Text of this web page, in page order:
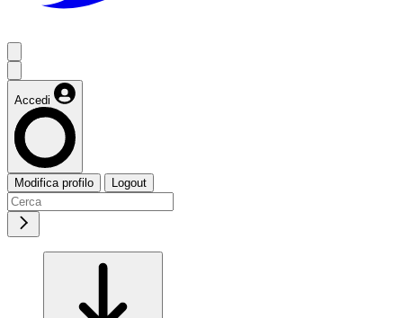
Accedi
Modifica profilo Logout